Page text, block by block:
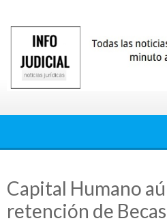
contenido
Capital Humano
retención de